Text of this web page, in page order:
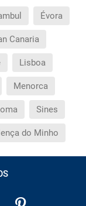
Évora
Canaria
Lisboa
Menorca
Sines
do Minho